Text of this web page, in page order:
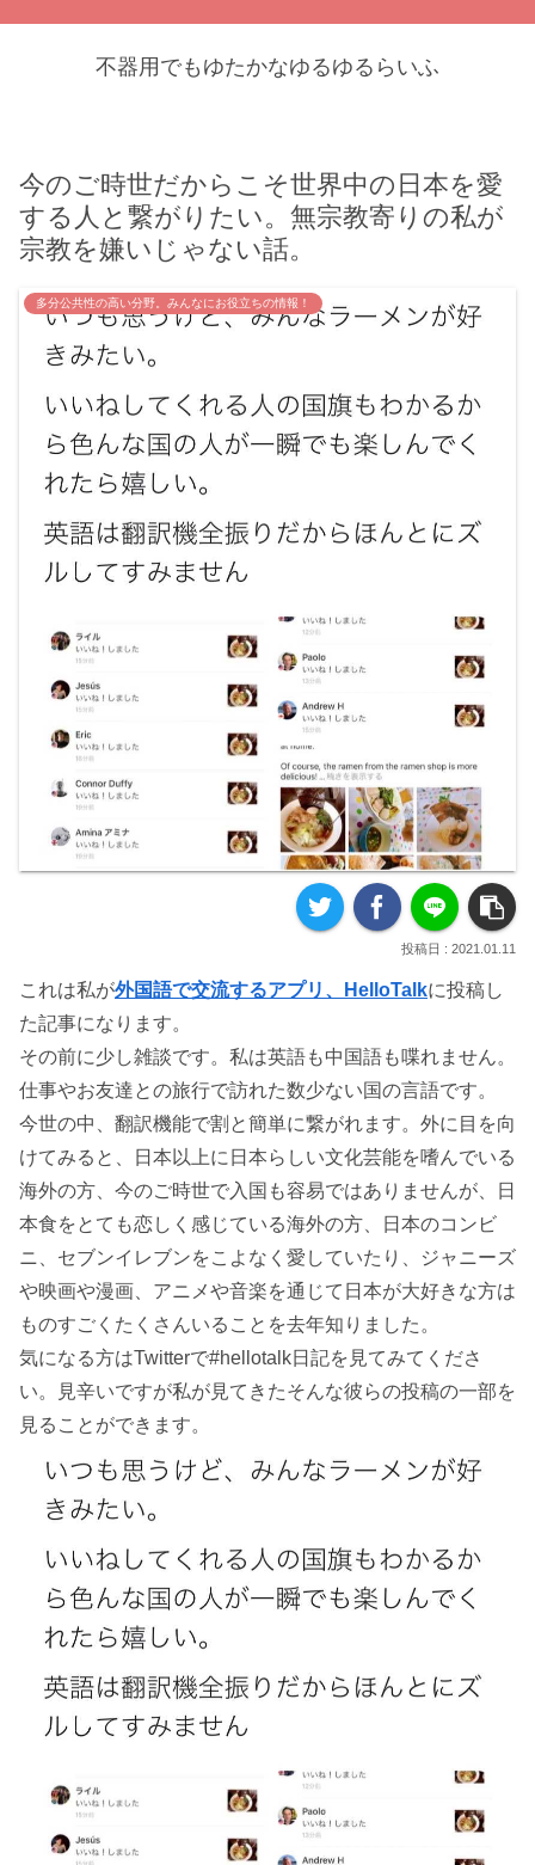
不器用でもゆたかなゆるゆるらいふ
今のご時世だからこそ世界中の日本を愛
する人と繋がりたい。無宗教寄りの私が
宗教を嫌いじゃない話。
多分公共性の高い分野。みんなにお役立ちの情報！
2021.01.11
これは私が外国語で交流するアプリ、HelloTalkに投稿し
た記事になります。
その前に少し雑談です。私は英語も中国語も喋れません。
仕事やお友達との旅行で訪れた数少ない国の言語です。
今世の中、翻訳機能で割と簡単に繋がれます。外に目を向
けてみると、日本以上に日本らしい文化芸能を嗜んでいる
海外の方、今のご時世で入国も容易ではありませんが、日
本食をとても恋しく感じている海外の方、日本のコンビ
ニ、セブンイレブンをこよなく愛していたり、ジャニーズ
や映画や漫画、アニメや音楽を通じて日本が大好きな方は
ものすごくたくさんいることを去年知りました。
気になる方はTwitterで#hellotalk日記を見てみてくださ
い。見辛いですが私が見てきたそんな彼らの投稿の一部を
見ることができます。